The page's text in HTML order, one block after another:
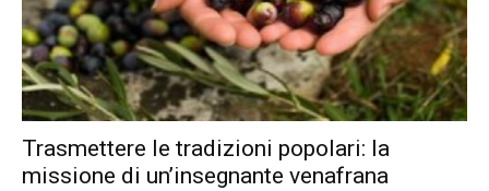
Trasmettere le tradizioni popolari: la
missione di un’insegnante venafrana